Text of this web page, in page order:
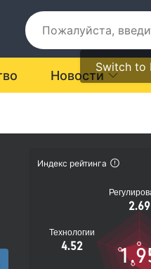
Switch to
Новости
Индекс рейтинга
2.69
Технологии
4.52